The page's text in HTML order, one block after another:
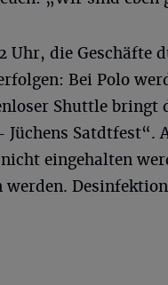
Uhr, die Geschäfte
Bei Polo
Shuttle bringt
Jüchens Satdtfest“.
eingehalten
werden.